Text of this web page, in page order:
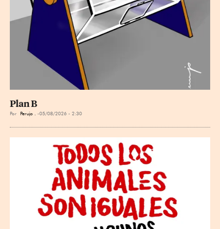
Plan B
Por Perujo . 05/08/2026 - 2:30